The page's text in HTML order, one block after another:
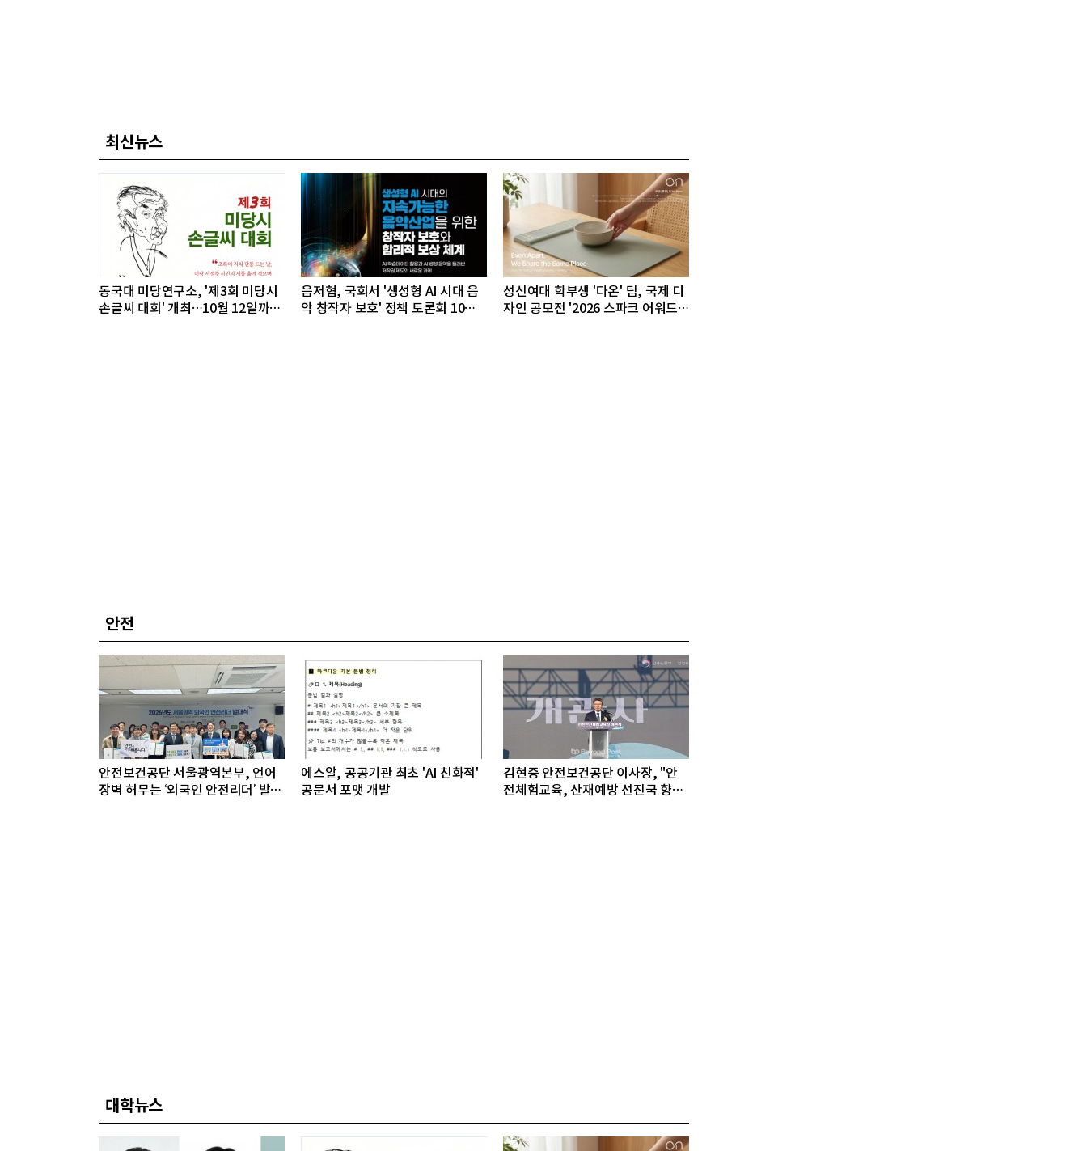
최신뉴스
동국대 미당연구소, '제3회 미당시
손글씨 대회' 개최…10월 12일까지
음저협, 국회서 '생성형 AI 시대 음
악 창작자 보호' 정책 토론회 10일
성신여대 학부생 '다온' 팀, 국제 디
자인 공모전 '2026 스파크 어워드'
안전
안전보건공단 서울광역본부, 언어
장벽 허무는 ‘외국인 안전리더’ 발대
에스알, 공공기관 최초 'AI 친화적'
공문서 포맷 개발
김현중 안전보건공단 이사장, "안
전체험교육, 산재예방 선진국 향한
대학뉴스